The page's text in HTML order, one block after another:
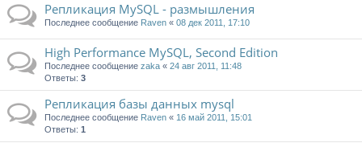
Репликация MySQL - размышления
Последнее сообщение Raven « 08 дек 2011, 17:10
High Performance MySQL, Second Edition
Последнее сообщение zaka « 24 авг 2011, 11:48
Ответы: 3
Репликация базы данных mysql
Последнее сообщение Raven « 16 май 2011, 15:01
Ответы: 1